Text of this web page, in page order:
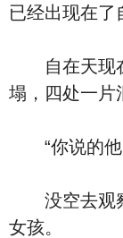
已经出现在了
自在天现在
塌，四处一片
“你说的他
没空去观察
女孩。